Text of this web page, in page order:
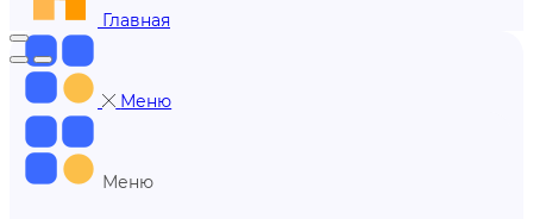
Главная
Меню
Меню